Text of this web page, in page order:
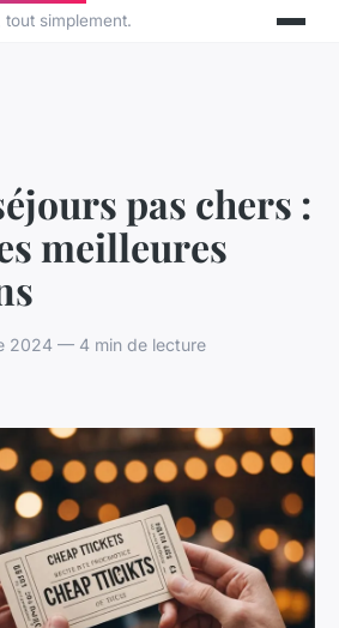
simplement.
pas chers :
meilleures
2024 — 4 min de lecture